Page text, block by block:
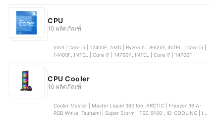
CPU
10 ผลิตภัณฑ์
Intel | Core i5 | 12400F, AMD | Ryzen 5 | 8600G, INTEL | Core i5 |
14400F, INTEL | Core i7 | 14700K, INTEL | Core i7 | 14700F
CPU Cooler
10 ผลิตภัณฑ์
Cooler Master | Master Liquid 360 Ion, ARCTIC | Freezer 36 A-
RGB White, Tsunami | Super Storm | TSS-9100 , ID-COOLING | IS-